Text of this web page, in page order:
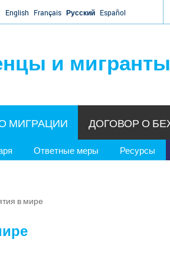
English Français Русский Español
и мигранты
МИГРАЦИИ
Ответные меры Ресурсы
ДОГОВОР О
в мире